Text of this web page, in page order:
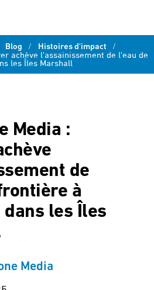
Blog / Histoires d'impact /
achève l'assainissement de l'eau de
les Îles Marshall
Media :
de
à
les Îles
Media